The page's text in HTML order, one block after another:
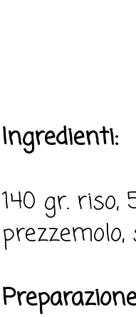
Ingredienti:
140 gr. riso,